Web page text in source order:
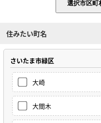
住みたい町名
さいたま市緑区
大崎
大間木